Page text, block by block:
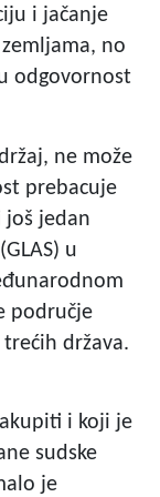
i jačanje
no
odgovornost
ne može
prebacuje
jedan
u
područje
država.
i koji je
sudske
je